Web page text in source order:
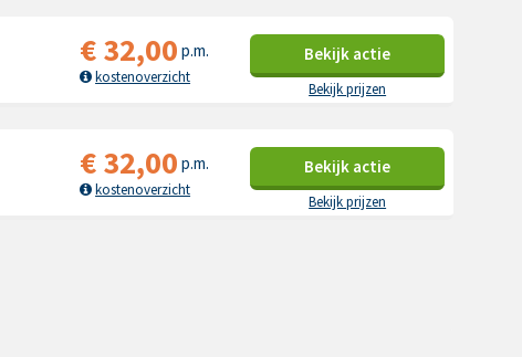
€32,00 p.m.
kostenoverzicht
Bekijk actie
Bekijk prijzen
€32,00 p.m.
kostenoverzicht
Bekijk actie
Bekijk prijzen